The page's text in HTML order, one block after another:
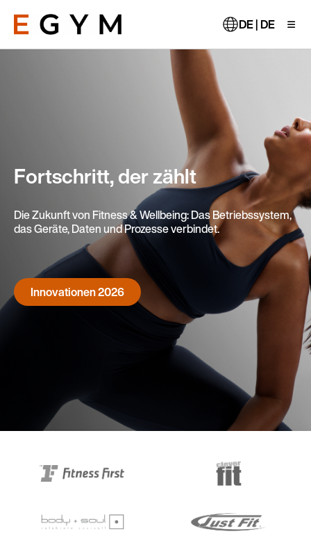
zum
Inhalt DE | DE
Fortschritt, der zählt
Die Zukunft von Fitness & Wellbeing: Das Betriebssystem,
das Geräte, Daten und Prozesse verbindet.
Innovationen 2026